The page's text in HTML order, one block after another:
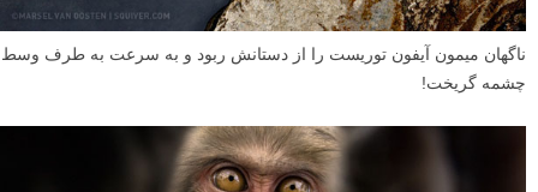
ناگهان میمون آیفون توریست را از دستانش ربود و به سرعت به طرف وسط
چشمه گریخت!